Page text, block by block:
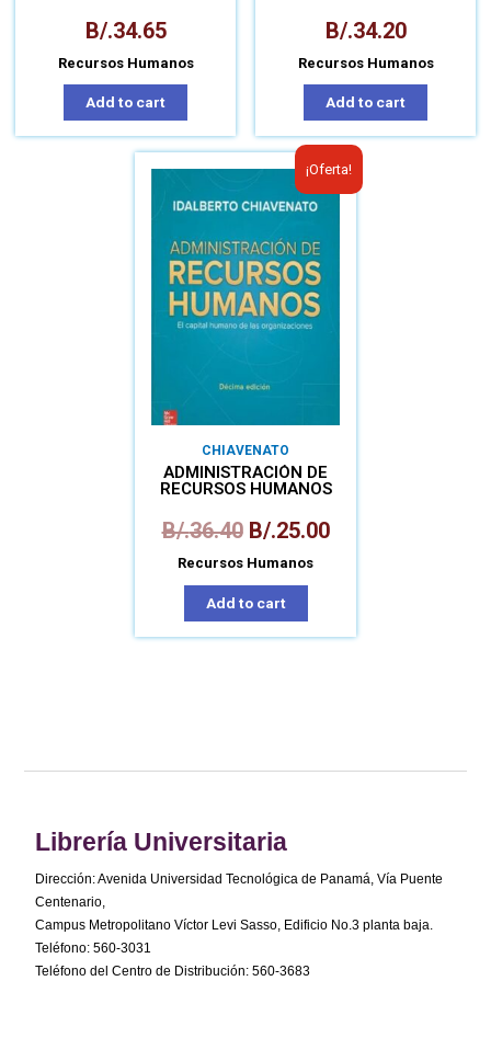
LATINOAMERICA
B/.34.65
Recursos Humanos
Add to cart
B/.34.20
Recursos Humanos
Add to cart
¡Oferta!
CHIAVENATO
ADMINISTRACIÓN DE
RECURSOS HUMANOS
B/.36.40 B/.25.00
Recursos Humanos
Add to cart
Librería Universitaria
Dirección: Avenida Universidad Tecnológica de Panamá, Vía Puente
Centenario,
Campus Metropolitano Víctor Levi Sasso, Edificio No.3 planta baja.
Teléfono: 560-3031
Teléfono del Centro de Distribución: 560-3683